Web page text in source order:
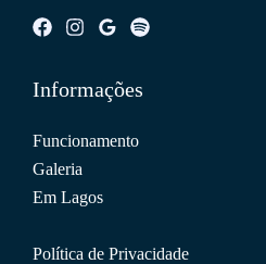
Informações
Funcionamento
Galeria
Em Lagos
Política de Privacidade